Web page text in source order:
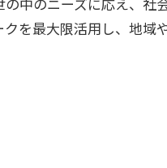
を最大限活用し、地域